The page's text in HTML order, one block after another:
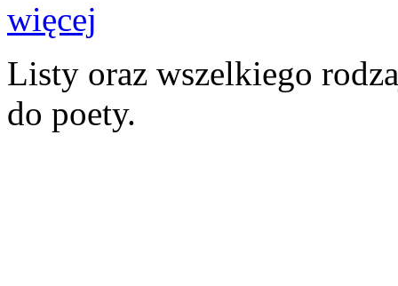
więcej
Listy oraz wszelkiego
do poety.